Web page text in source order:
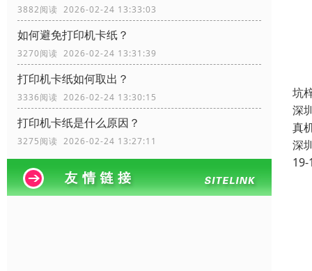
3882阅读 2026-02-24 13:33:03
如何避免打印机卡纸？
3270阅读 2026-02-24 13:31:39
打印机卡纸如何取出？
3336阅读 2026-02-24 13:30:15
打印机卡纸是什么原因？
3275阅读 2026-02-24 13:27:11
坑
深
真
深
19-